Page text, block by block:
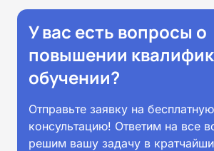
У вас есть вопросы о
повышении
обучении?
Отправьте заявку на бесплатную
консультацию! Ответим на все
решим вашу задачу в